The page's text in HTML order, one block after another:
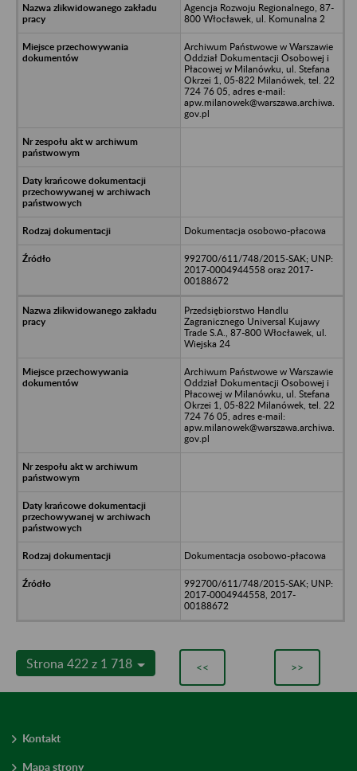
Agencja Rozwoju Regionalnego, 87-
800 Włocławek, ul. Komunalna 2
Archiwum Państwowe w Warszawie
Oddział Dokumentacji Osobowej i
Płacowej w Milanówku, ul. Stefana
Okrzei 1, 05-822 Milanówek, tel. 22
724 76 05, adres e-mail:
apw.milanowek@warszawa.archiwa.
gov.pl
Dokumentacja osobowo-płacowa
992700/611/748/2015-SAK; UNP:
2017-0004944558 oraz 2017-
00188672
Przedsiębiorstwo Handlu
Zagranicznego Universal Kujawy
Trade S.A., 87-800 Włocławek, ul.
Wiejska 24
Archiwum Państwowe w Warszawie
Oddział Dokumentacji Osobowej i
Płacowej w Milanówku, ul. Stefana
Okrzei 1, 05-822 Milanówek, tel. 22
724 76 05, adres e-mail:
apw.milanowek@warszawa.archiwa.
gov.pl
Dokumentacja osobowo-płacowa
992700/611/748/2015-SAK; UNP:
2017-0004944558, 2017-
00188672
Strona 422 z 1 718 << >>
Kontakt
Mapa strony